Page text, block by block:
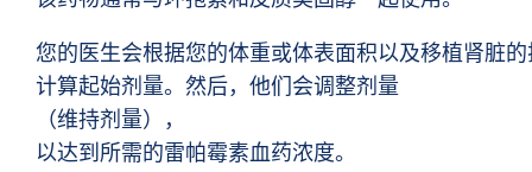
您的医生会根据您的体重或体表面积以及移植肾脏
计算起始剂量。然后，他们会调整剂量
（维持剂量），
以达到所需的雷帕霉素血药浓度。